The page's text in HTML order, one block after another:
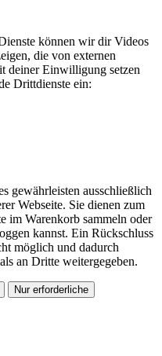
können wir dir Videos
die von externen
deiner Einwilligung setzen
Drittdienste ein:
gewährleisten ausschließlich
Webseite. Sie dienen zum
im Warenkorb sammeln oder
kannst. Ein Rückschluss
möglich und dadurch
an Dritte weitergegeben.
Nur erforderliche